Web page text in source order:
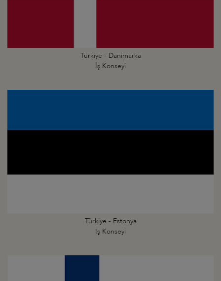
Türkiye - Danimarka
İş Konseyi
Türkiye - Estonya
İş Konseyi